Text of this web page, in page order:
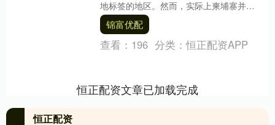
地标签的地区。然而，实际上柬埔寨并非
金三角的组成国，它只是静静地与泰国、
缅甸、老挝三国相....
锦富优配
查看： 196 分类：恒正配资APP
恒正配资文章已加载完成
恒正配资